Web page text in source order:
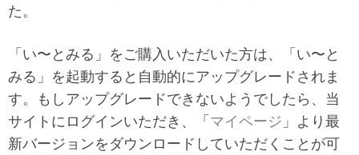
操作方法
よくある質問
ダウンロード
お問い合わせ
た。
「い〜とみる」をご購入いただいた方は、「い〜と
みる」を起動すると自動的にアップグレードされま
す。もしアップグレードできないようでしたら、当
サイトにログインいただき、「 マイページ 」より最
新バージョンをダウンロードしていただくことが可